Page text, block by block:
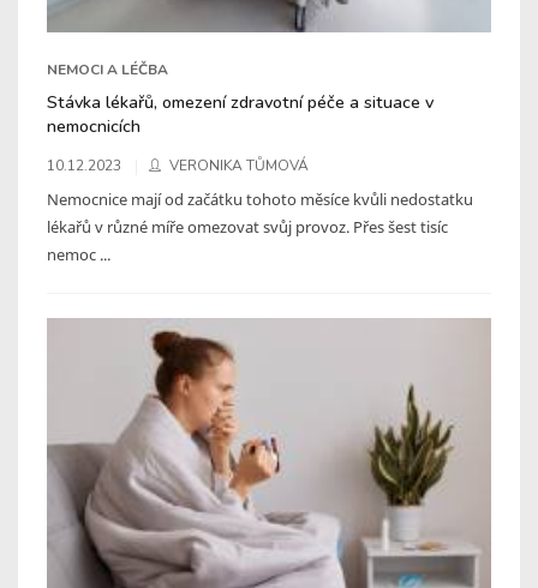
NEMOCI A LÉČBA
Stávka lékařů, omezení zdravotní péče a situace v
nemocnicích
10.12.2023 VERONIKA TŮMOVÁ
Nemocnice mají od začátku tohoto měsíce kvůli nedostatku
lékařů v různé míře omezovat svůj provoz. Přes šest tisíc
nemoc ...